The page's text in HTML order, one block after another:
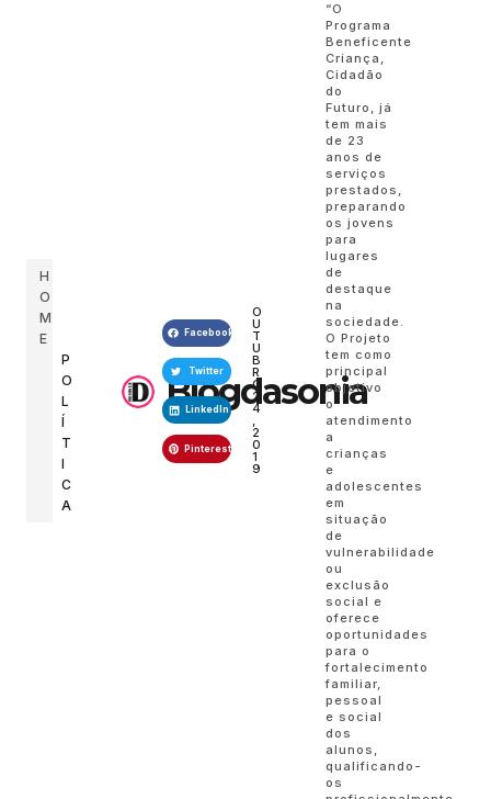
H
O
M
E
P
O
L
Í
T
I
C
A
Blogdasonia
Facebook
Twitter
LinkedIn
Pinterest
O
U
T
U
B
R
O
2
4
,
2
0
1
9
“O
Programa
Beneficente
Criança,
Cidadão
do
Futuro, já
tem mais
de 23
anos de
serviços
prestados,
preparando
os jovens
para
lugares
de
destaque
na
sociedade.
O Projeto
tem como
principal
objetivo
o
atendimento
a
crianças
e
adolescentes
em
situação
de
vulnerabilidade
ou
exclusão
social e
oferece
oportunidades
para o
fortalecimento
familiar,
pessoal
e social
dos
alunos,
qualificando-
os